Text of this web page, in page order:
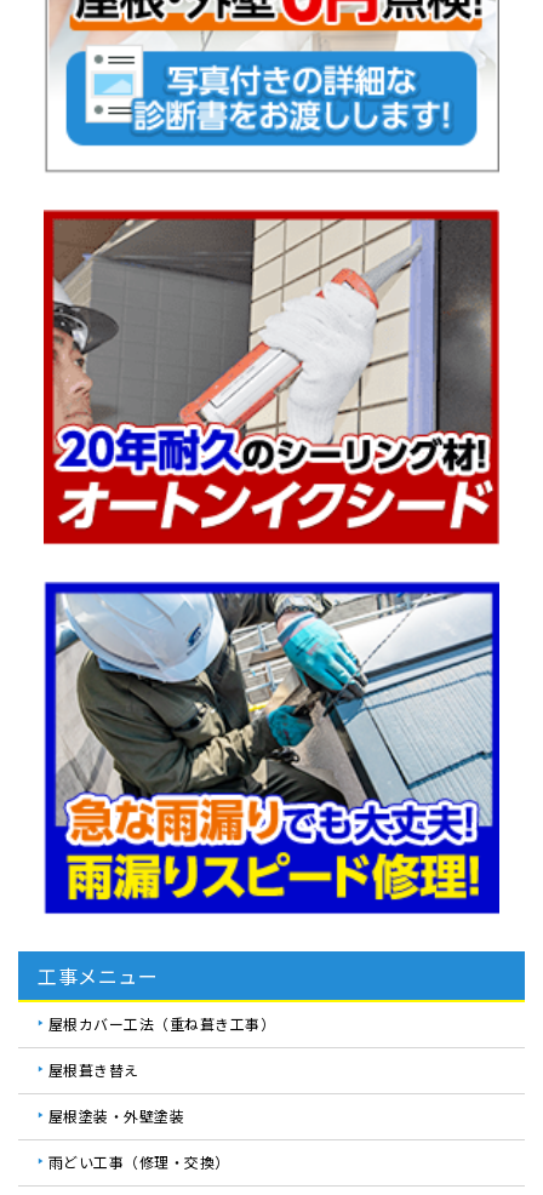
工事メニュー
屋根カバー工法（重ね葺き工事）
屋根葺き替え
屋根塗装・外壁塗装
雨どい工事（修理・交換）